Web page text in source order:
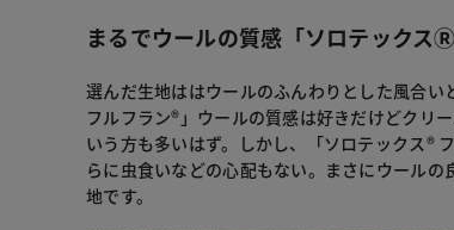
まるでウールの質感「ソロテックス
選んだ生地ははウールのふんわりとした風合い
フルフラン®」ウールの質感は好きだけどクリ
いう方も多いはず。しかし、「ソロテックス®
らに虫食いなどの心配もない。まさにウール
地です。